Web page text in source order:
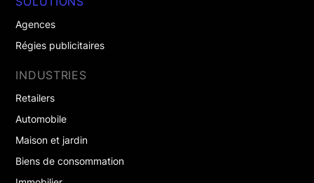
Agences
Régies publicitaires
INDUSTRIES
Retailers
Automobile
Maison et jardin
Biens de consommation